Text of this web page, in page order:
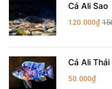
Cá Ali Sao
120.000₫
Cá Ali
50.000₫